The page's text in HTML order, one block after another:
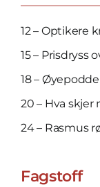
12 – Optikere
15 – Prisdryss
18 –
20 – Hva
24 – Rasmus
Fagstoff